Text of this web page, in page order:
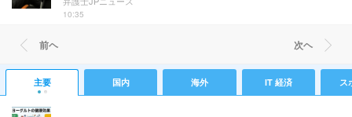
10:35
前ヘ 次ヘ
主要 国内 海外 IT 経済 ス